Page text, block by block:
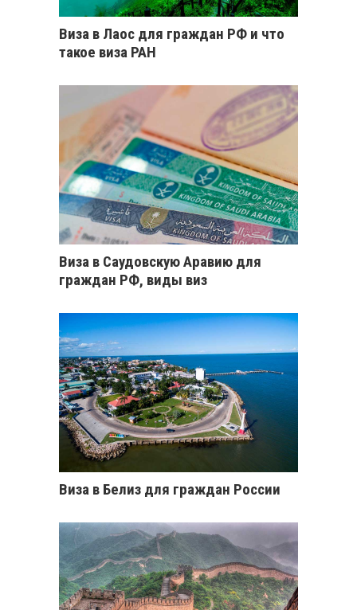
Виза в Лаос для граждан РФ и что
такое виза РАН
Виза в Саудовскую Аравию для
граждан РФ, виды виз
Виза в Белиз для граждан России